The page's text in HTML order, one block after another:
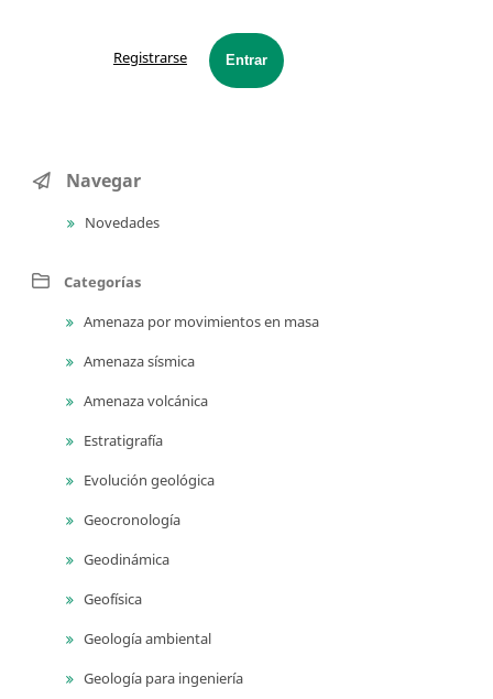
Entrar
Registrarse
Navegar
Novedades
Categorías
Amenaza por movimientos en masa
Amenaza sísmica
Amenaza volcánica
Estratigrafía
Evolución geológica
Geocronología
Geodinámica
Geofísica
Geología ambiental
Geología para ingeniería